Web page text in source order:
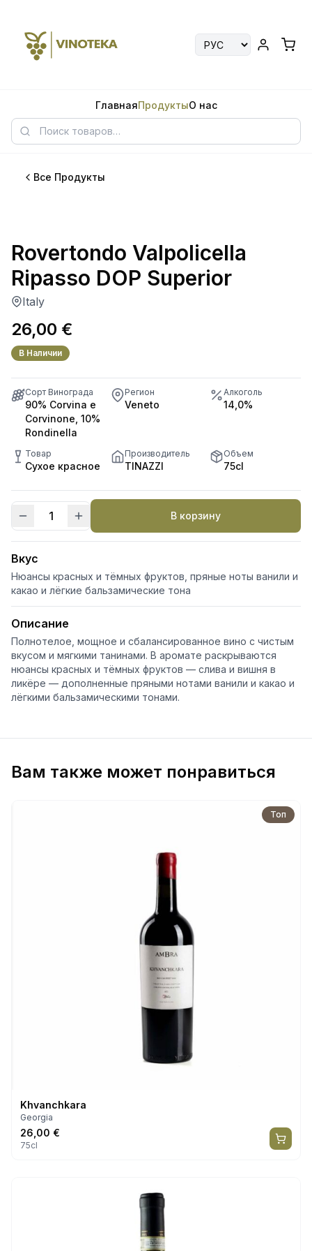
ГлавнаяПродуктыО нас
Все Продукты
Rovertondo Valpolicella
Ripasso DOP Superior
Italy
26,00 €
В Наличии
Сорт Винограда
90% Corvina e
Corvinone, 10%
Rondinella
Регион
Veneto
Алкоголь
14,0%
Товар
Сухое красное
Производитель
TINAZZI
Объем
75cl
Количество
товара
Rovertondo
Valpolicella
Ripasso
DOP
Superior
В корзину
Вкус
Нюансы красных и тёмных фруктов, пряные ноты ванили и
какао и лёгкие бальзамические тона
Описание
Полнотелое, мощное и сбалансированное вино с чистым
вкусом и мягкими танинами. В аромате раскрываются
нюансы красных и тёмных фруктов — слива и вишня в
ликёре — дополненные пряными нотами ванили и какао и
лёгкими бальзамическими тонами.
Вам также может понравиться
Топ
Khvanchkara
Georgia
26,00 €
75cl